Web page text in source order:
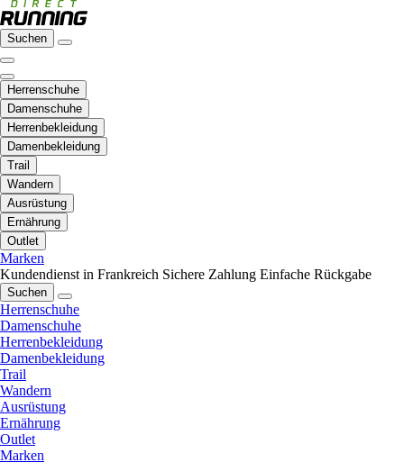
Suchen
Herrenschuhe
Damenschuhe
Herrenbekleidung
Damenbekleidung
Trail
Wandern
Ausrüstung
Ernährung
Outlet
Marken
Kundendienst in Frankreich Sichere Zahlung Einfache Rückgabe
Suchen
Herrenschuhe
Damenschuhe
Herrenbekleidung
Damenbekleidung
Trail
Wandern
Ausrüstung
Ernährung
Outlet
Marken